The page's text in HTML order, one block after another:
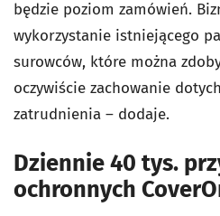
będzie poziom zamówień.
wykorzystanie istniejącego
surowców, które można
oczywiście zachowanie
zatrudnienia – dodaje.
Dziennie 40 tys.
ochronnych